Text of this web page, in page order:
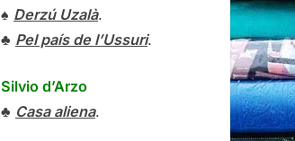
♠ Derzú Uzalà.
♣ Pel país de l’Ussuri.
Silvio d’Arzo
♣ Casa aliena.